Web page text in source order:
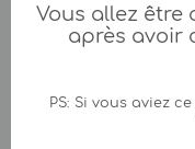
Vous allez
après avoir
PS: Si vous aviez